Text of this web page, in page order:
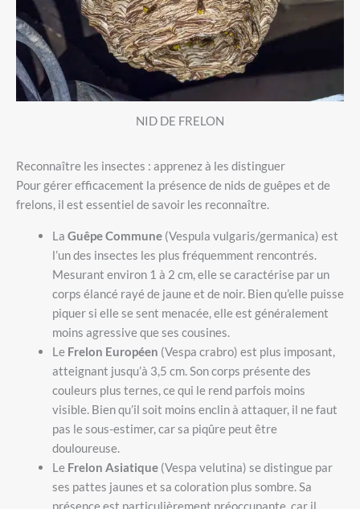
NID DE FRELON
Reconnaître les insectes : apprenez à les distinguer
Pour gérer efficacement la présence de nids de guêpes et de
frelons, il est essentiel de savoir les reconnaître.
La Guêpe Commune (Vespula vulgaris/germanica) est
l’un des insectes les plus fréquemment rencontrés.
Mesurant environ 1 à 2 cm, elle se caractérise par un
corps élancé rayé de jaune et de noir. Bien qu’elle puisse
piquer si elle se sent menacée, elle est généralement
moins agressive que ses cousines.
Le Frelon Européen (Vespa crabro) est plus imposant,
atteignant jusqu’à 3,5 cm. Son corps présente des
couleurs plus ternes, ce qui le rend parfois moins
visible. Bien qu’il soit moins enclin à attaquer, il ne faut
pas le sous-estimer, car sa piqûre peut être
douloureuse.
Le Frelon Asiatique (Vespa velutina) se distingue par
ses pattes jaunes et sa coloration plus sombre. Sa